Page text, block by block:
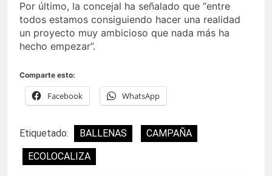
Por último, la concejal ha señalado que “entre
todos estamos consiguiendo hacer una realidad
un proyecto muy ambicioso que nada más ha
hecho empezar”.
Comparte esto:
Facebook WhatsApp
Etiquetado: BALLENAS
CAMPAÑA
ECOLOCALIZA